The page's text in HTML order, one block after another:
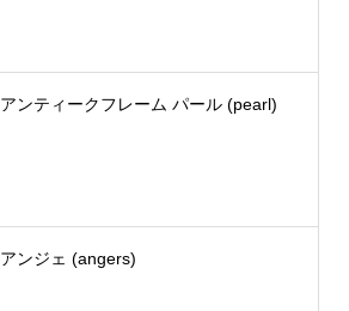
アンティークフレーム パール (pearl)
アンジェ (angers)